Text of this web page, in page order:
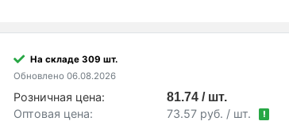
На складе 309 шт.
Обновлено 06.08.2026
Розничная цена:
81.74 / шт.
Оптовая цена:
73.57 руб. / шт. !